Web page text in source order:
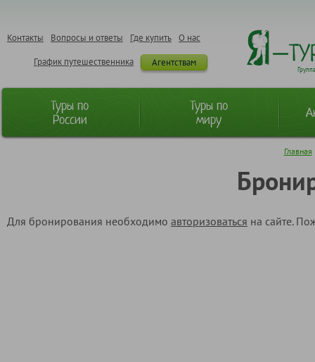
О нас
Где купить
Вопросы и ответы
Контакты
Агентствам
График путешественника
Туры по
России
Туры по
миру
Главная
Для бронирования необходимо авторизоваться на сайте.